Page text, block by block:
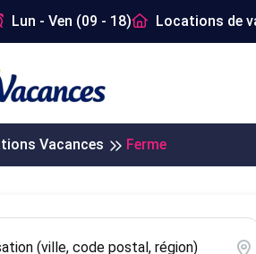
Lun - Ven (09 - 18) Locations de
Vacances Ferme